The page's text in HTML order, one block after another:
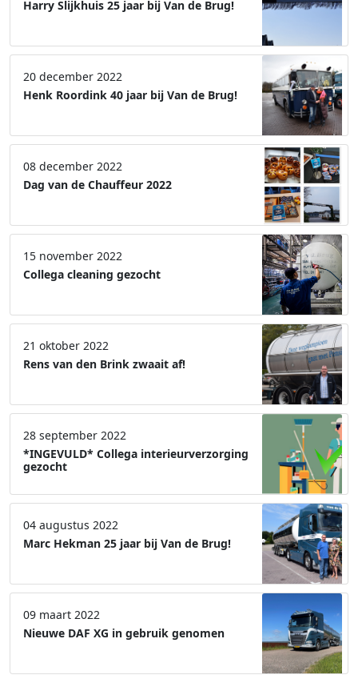
Harry Slijkhuis 25 jaar bij Van de Brug!
20 december 2022
Henk Roordink 40 jaar bij Van de Brug!
08 december 2022
Dag van de Chauffeur 2022
15 november 2022
Collega cleaning gezocht
21 oktober 2022
Rens van den Brink zwaait af!
28 september 2022
*INGEVULD* Collega interieurverzorging
gezocht
04 augustus 2022
Marc Hekman 25 jaar bij Van de Brug!
09 maart 2022
Nieuwe DAF XG in gebruik genomen